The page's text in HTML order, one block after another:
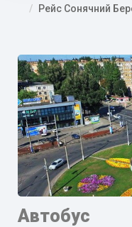
Рейс Сонячний
Автобус